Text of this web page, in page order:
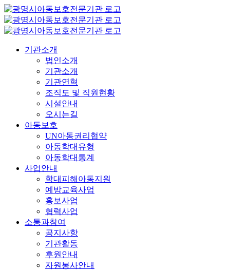
콘
텐
츠
기관소개
법인소개
기관소개
기관연혁
조직도 및 직원현황
시설안내
오시는길
아동보호
UN아동권리협약
아동학대유형
아동학대통계
사업안내
학대피해아동지원
예방교육사업
홍보사업
협력사업
소통과참여
공지사항
기관활동
후원안내
자원봉사안내